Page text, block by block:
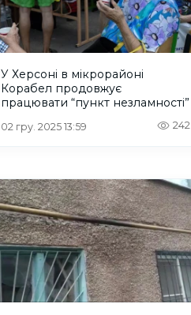
У Херсоні в мікрорайоні
Корабел продовжує
працювати “пункт незламності”
02 гру. 2025 13:59 242